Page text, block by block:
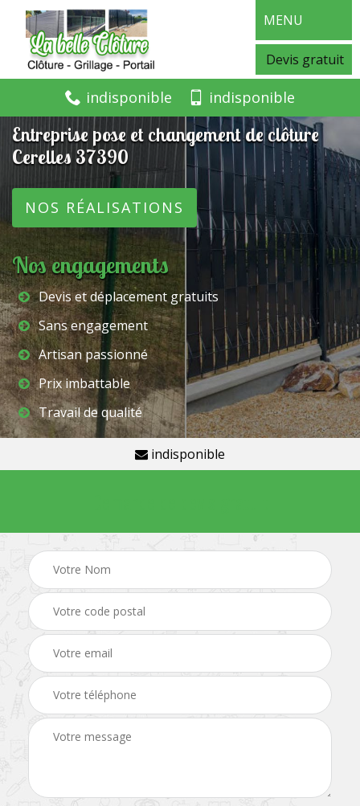
MENU
Devis gratuit
indisponible indisponible
Entreprise pose et changement de clôture
Cerelles 37390
NOS RÉALISATIONS
Nos engagements
Devis et déplacement gratuits
Sans engagement
Artisan passionné
Prix imbattable
Travail de qualité
indisponible